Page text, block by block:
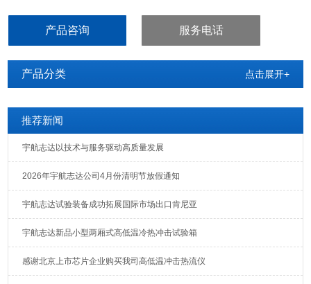
温、耐低温、循环试验。
产品咨询 服务电话
产品分类 点击展开+
推荐新闻
宇航志达以技术与服务驱动高质量发展
2026年宇航志达公司4月份清明节放假通知
宇航志达试验装备成功拓展国际市场出口肯尼亚
宇航志达新品小型两厢式高低温冷热冲击试验箱
感谢北京上市芯片企业购买我司高低温冲击热流仪